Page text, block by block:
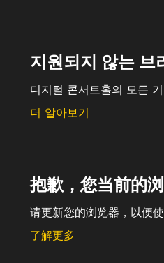
지원되지 않는 브
디지털 콘서트홀의 모든
더 알아보기
抱歉，您当前的
请更新您的浏览器，以便
了解更多